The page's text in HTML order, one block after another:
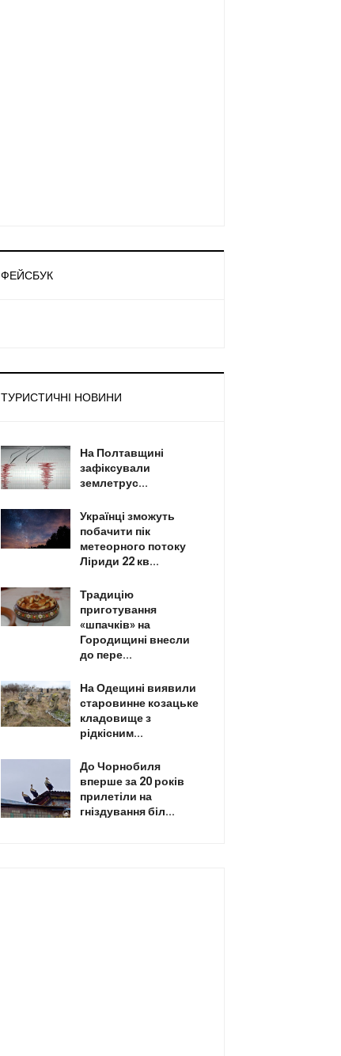
ФЕЙСБУК
ТУРИСТИЧНІ НОВИНИ
На Полтавщині
зафіксували
землетрус...
Українці зможуть
побачити пік
метеорного потоку
Ліриди 22 кв...
Традицію
приготування
«шпачків» на
Городищині внесли
до пере...
На Одещині виявили
старовинне козацьке
кладовище з
рідкісним...
До Чорнобиля
вперше за 20 років
прилетіли на
гніздування біл...